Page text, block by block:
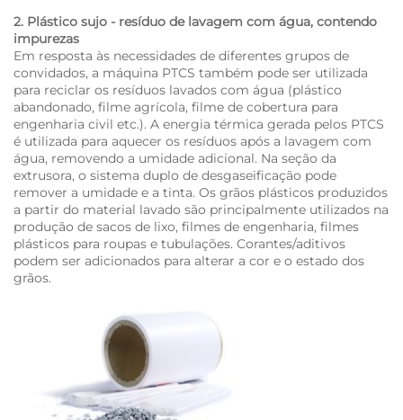
2. Plástico sujo - resíduo de lavagem com água, contendo
impurezas
Em resposta às necessidades de diferentes grupos de
convidados, a máquina PTCS também pode ser utilizada
para reciclar os resíduos lavados com água (plástico
abandonado, filme agrícola, filme de cobertura para
engenharia civil etc.). A energia térmica gerada pelos PTCS
é utilizada para aquecer os resíduos após a lavagem com
água, removendo a umidade adicional. Na seção da
extrusora, o sistema duplo de desgaseificação pode
remover a umidade e a tinta. Os grãos plásticos produzidos
a partir do material lavado são principalmente utilizados na
produção de sacos de lixo, filmes de engenharia, filmes
plásticos para roupas e tubulações. Corantes/aditivos
podem ser adicionados para alterar a cor e o estado dos
grãos.